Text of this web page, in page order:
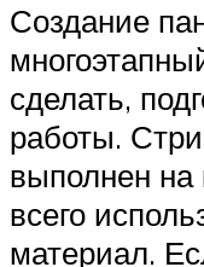
Создание
сделать,
работы.
выполнен на
всего
материал.